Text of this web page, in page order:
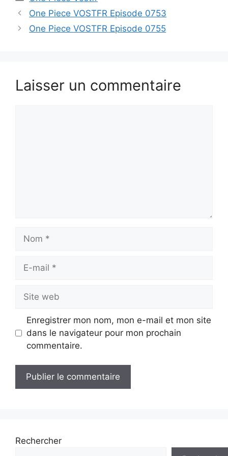
One Piece VOSTFR Episode 0753
One Piece VOSTFR Episode 0755
Laisser un commentaire
mail
web
Enregistrer mon nom, mon e-mail et mon site
dans le navigateur pour mon prochain
commentaire.
Rechercher